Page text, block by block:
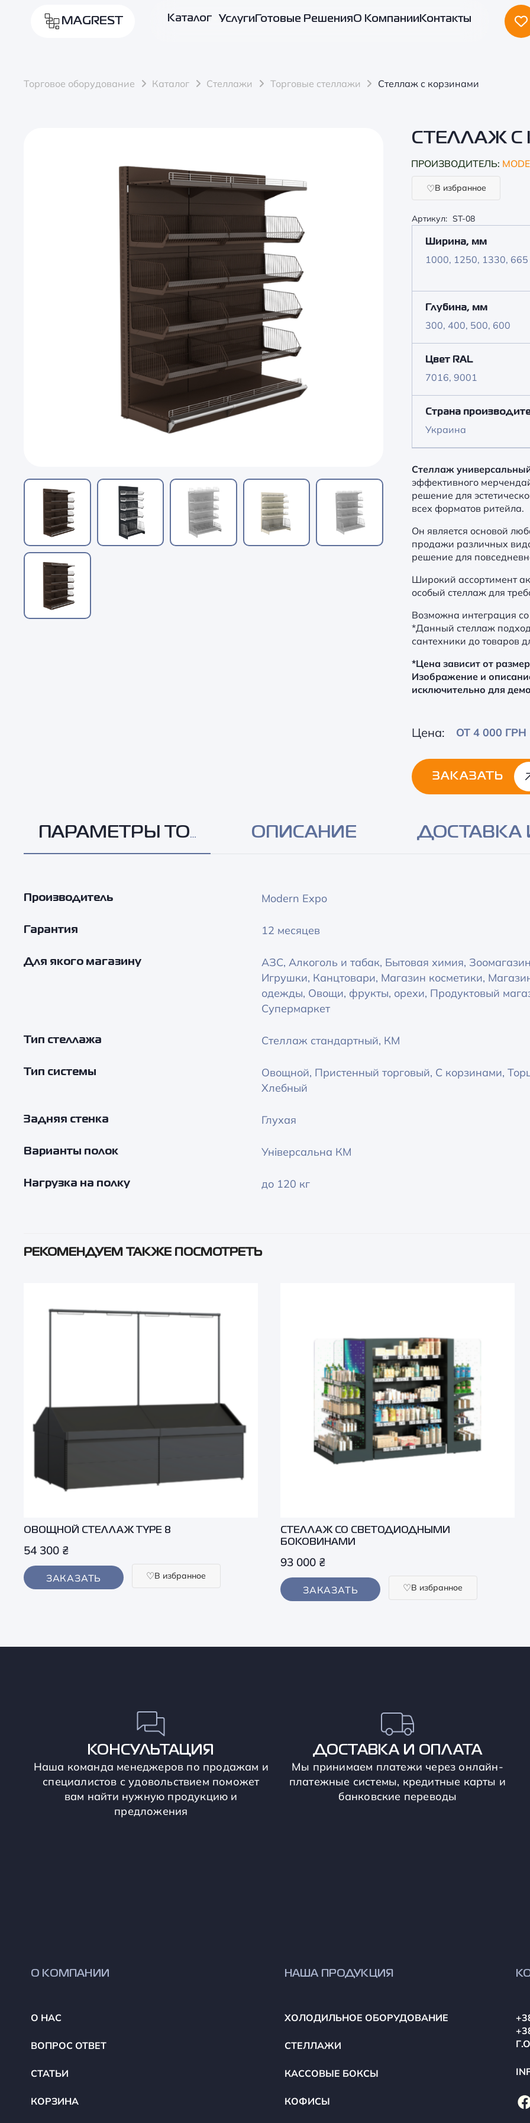
MAGREST Каталог Услуги Готовые РешенияО Компании Контакты
Торговое оборудование Каталог Стеллажи Торговые стеллажи Стеллаж с корзинами
СТЕЛЛАЖ С
ПРОИЗВОДИТЕЛЬ:
В избранное
Артикул: ST-08
Ширина, мм
1000, 1250, 1330, 665
Глубина, мм
300, 400, 500, 600
Цвет RAL
7016, 9001
Страна
Украина
Стеллаж
эффективного
решение для
всех форматов ритейла.
Он является основой
продажи различных
решение для
Широкий ассортимент
особый стеллаж для
Возможна интеграция
*Данный стеллаж
сантехники до товаров
*Цена зависит от
Изображение и
исключительно для
Цена: ОТ 4 000 ГРН
ЗАКАЗАТЬ
ПАРАМЕТРЫ ТОВАРА ОПИСАНИЕ ДОСТАВКА
Производитель Modern Expo
Гарантия 12 месяцев
Для якого магазину
АЗС, Алкоголь и табак, Бытовая химия,
Игрушки, Канцтовари, Магазин косметики,
одежды, Овощи, фрукты, орехи, Продуктовый
Супермаркет
Тип стеллажа Стеллаж стандартный, КМ
Тип системы
Овощной, Пристенный торговый, С корзинами,
Хлебный
Задняя стенка Глухая
Варианты полок Універсальна КМ
Нагрузка на полку до 120 кг
РЕКОМЕНДУЕМ ТАКЖЕ ПОСМОТРЕТЬ
ОВОЩНОЙ СТЕЛЛАЖ TYPE 8
54 300 ₴
ЗАКАЗАТЬ В избранное
СТЕЛЛАЖ СО СВЕТОДИОДНЫМИ
БОКОВИНАМИ
93 000 ₴
ЗАКАЗАТЬ В избранное
КОНСУЛЬТАЦИЯ
Наша команда менеджеров по продажам и
специалистов с удовольствием поможет
вам найти нужную продукцию и
предложения
ДОСТАВКА И ОПЛАТА
Мы принимаем платежи через онлайн-
платежные системы, кредитные карты и
банковские переводы
О КОМПАНИИ
О НАС
ВОПРОС ОТВЕТ
СТАТЬИ
КОРЗИНА
НАША ПРОДУКЦИЯ
ХОЛОДИЛЬНОЕ ОБОРУДОВАНИЕ
СТЕЛЛАЖИ
КАССОВЫЕ БОКСЫ
КОФИСЫ